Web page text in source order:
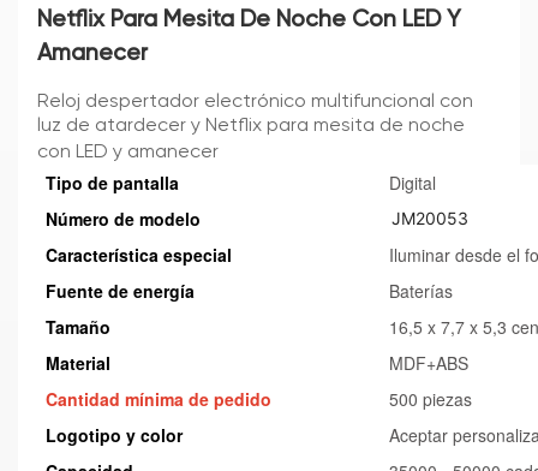
Netflix Para Mesita De Noche Con LED Y
Amanecer
Reloj despertador electrónico multifuncional con
luz de atardecer y Netflix para mesita de noche
con LED y amanecer
Tipo de pantalla
Digital
Número de modelo
JM20053
Característica especial
Iluminar desde el
Fuente de energía
Baterías
Tamaño
16,5 x 7,7 x 5,3
Material
MDF+ABS
Cantidad mínima de pedido
500 piezas
Logotipo y color
Aceptar